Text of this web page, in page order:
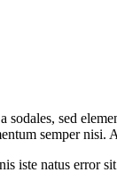
sodales, sed
semper nisi.
iste natus error